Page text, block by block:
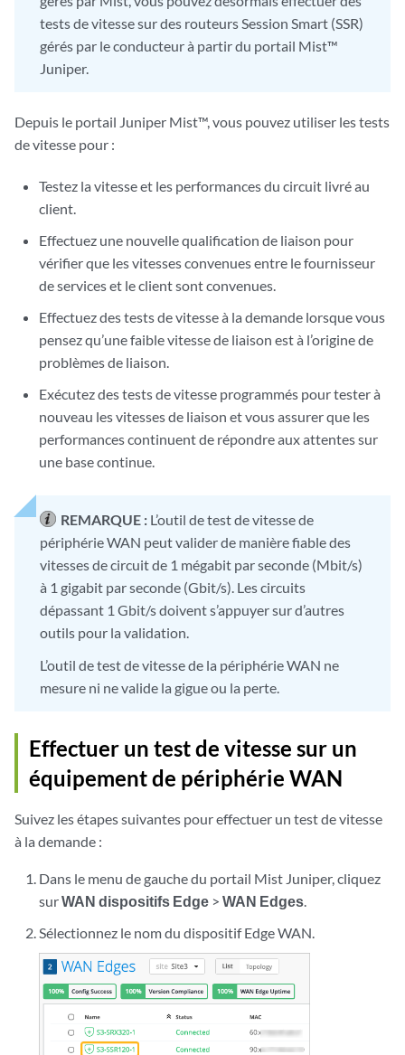
tests de vitesse sur des routeurs Session Smart (SSR)
gérés par le conducteur à partir du portail Mist™
Juniper.
Depuis le portail Juniper Mist™, vous pouvez utiliser les tests
de vitesse pour :
Testez la vitesse et les performances du circuit livré au
client.
Effectuez une nouvelle qualification de liaison pour
vérifier que les vitesses convenues entre le fournisseur
de services et le client sont convenues.
Effectuez des tests de vitesse à la demande lorsque vous
pensez qu’une faible vitesse de liaison est à l’origine de
problèmes de liaison.
Exécutez des tests de vitesse programmés pour tester à
nouveau les vitesses de liaison et vous assurer que les
performances continuent de répondre aux attentes sur
une base continue.
REMARQUE : L’outil de test de vitesse de
périphérie WAN peut valider de manière fiable des
vitesses de circuit de 1 mégabit par seconde (Mbit/s)
à 1 gigabit par seconde (Gbit/s). Les circuits
dépassant 1 Gbit/s doivent s’appuyer sur d’autres
outils pour la validation.
L’outil de test de vitesse de la périphérie WAN ne
mesure ni ne valide la gigue ou la perte.
Effectuer un test de vitesse sur un
équipement de périphérie WAN
Suivez les étapes suivantes pour effectuer un test de vitesse
à la demande :
Dans le menu de gauche du portail Mist Juniper, cliquez
surWAN dispositifs Edge >WAN Edges.
Sélectionnez le nom du dispositif Edge WAN.